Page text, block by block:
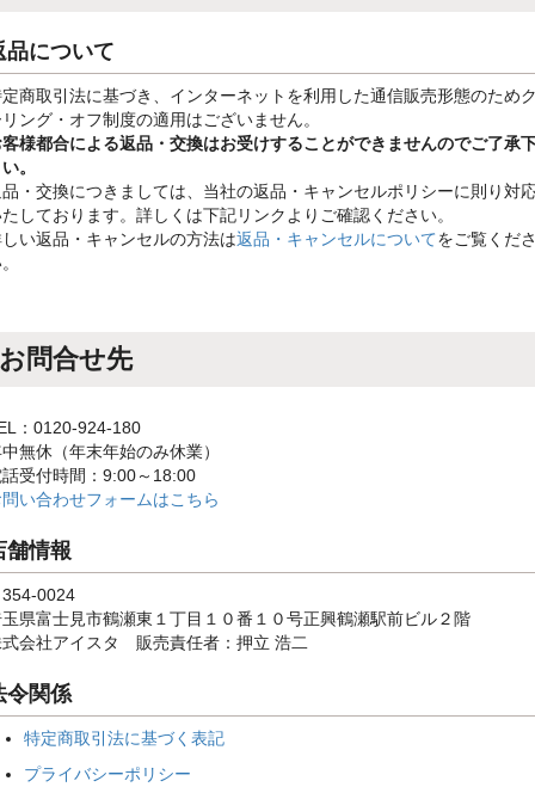
品について
商取引法に基づき、インターネットを利用した通信販売形態のため
ング・オフ制度の適用はございません。
様都合による返品・交換はお受けすることができませんのでご了承
。
・交換につきましては、当社の返品・キャンセルポリシーに則り対
しております。詳しくは下記リンクよりご確認ください。
い返品・キャンセルの方法は返品・キャンセルについてをご覧くだ
お問合せ先
：0120-924-180
無休（年末年始のみ休業）
受付時間：9:00～18:00
い合わせフォームはこちら
舗情報
0024
県富士見市鶴瀬東１丁目１０番１０号正興鶴瀬駅前ビル２階
会社アイスタ 販売責任者：押立 浩二
令関係
特定商取引法に基づく表記
プライバシーポリシー